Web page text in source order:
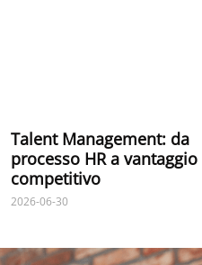
Talent Management: da
processo HR a vantaggio
competitivo
2026-06-30